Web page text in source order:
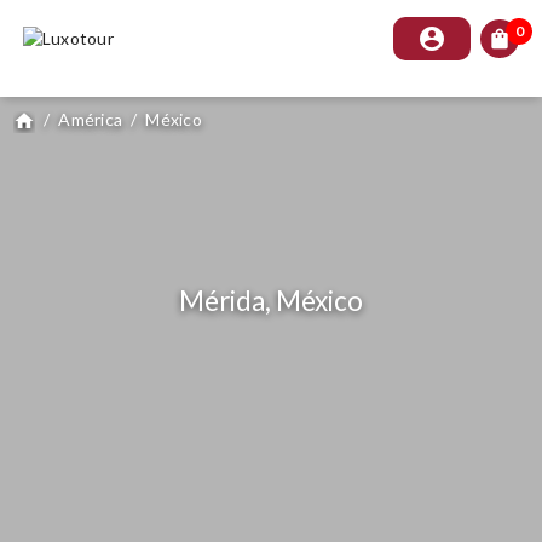
account_circle shopping_bag 0
home / América / México
Mérida, México